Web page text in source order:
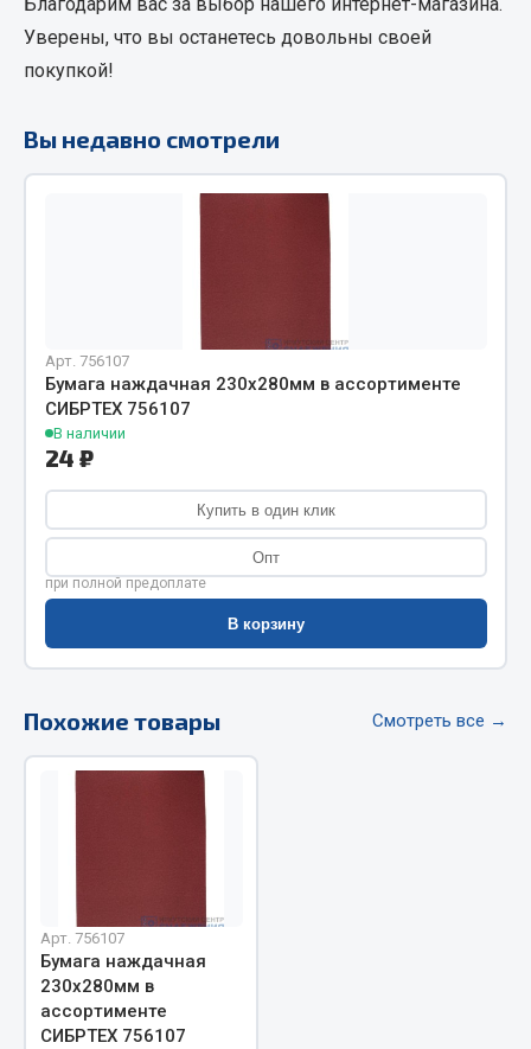
Штуцеры
Режущий инструмент
Силовое оборудование
Слесарный инструмент
Столярный инструмент
Показать ещё
Весь раздел
Цепи подъёмные
РТИ
Кольца уплотнительные
Паронит
Патрубки
Прокладки
Рукава высокого давления
Уверены, что вы останетесь довольны своей
покупкой!
Вы недавно смотрели
Арт. 756107
Бумага наждачная 230х280мм в ассортименте
СИБРТЕХ 756107
В наличии
24 ₽
Купить в один клик
Опт
при полной предоплате
В корзину
Похожие товары Смотреть все →
Арт. 756107
Бумага наждачная
230х280мм в
ассортименте
СИБРТЕХ 756107